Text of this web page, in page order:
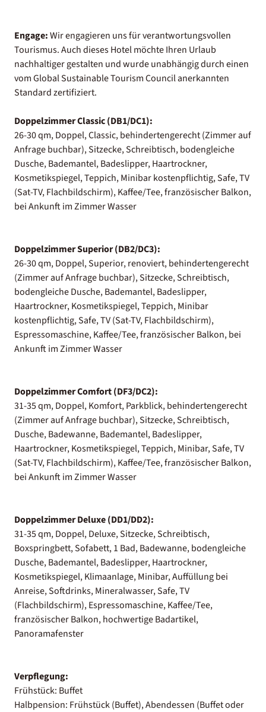
Engage:Wir engagieren uns für verantwortungsvollen
Tourismus. Auch dieses Hotel möchte Ihren Urlaub
nachhaltiger gestalten und wurde unabhängig durch einen
vom Global Sustainable Tourism Council anerkannten
Standard zertifiziert.
Doppelzimmer Classic (DB1/DC1):
26-30 qm, Doppel, Classic, behindertengerecht (Zimmer auf
Anfrage buchbar), Sitzecke, Schreibtisch, bodengleiche
Dusche, Bademantel, Badeslipper, Haartrockner,
Kosmetikspiegel, Teppich, Minibar kostenpflichtig, Safe, TV
(Sat-TV, Flachbildschirm), Kaffee/Tee, französischer Balkon,
bei Ankunft im Zimmer Wasser
Doppelzimmer Superior (DB2/DC3):
26-30 qm, Doppel, Superior, renoviert, behindertengerecht
(Zimmer auf Anfrage buchbar), Sitzecke, Schreibtisch,
bodengleiche Dusche, Bademantel, Badeslipper,
Haartrockner, Kosmetikspiegel, Teppich, Minibar
kostenpflichtig, Safe, TV (Sat-TV, Flachbildschirm),
Espressomaschine, Kaffee/Tee, französischer Balkon, bei
Ankunft im Zimmer Wasser
Doppelzimmer Comfort (DF3/DC2):
31-35 qm, Doppel, Komfort, Parkblick, behindertengerecht
(Zimmer auf Anfrage buchbar), Sitzecke, Schreibtisch,
Dusche, Badewanne, Bademantel, Badeslipper,
Haartrockner, Kosmetikspiegel, Teppich, Minibar, Safe, TV
(Sat-TV, Flachbildschirm), Kaffee/Tee, französischer Balkon,
bei Ankunft im Zimmer Wasser
Doppelzimmer Deluxe (DD1/DD2):
31-35 qm, Doppel, Deluxe, Sitzecke, Schreibtisch,
Boxspringbett, Sofabett, 1 Bad, Badewanne, bodengleiche
Dusche, Bademantel, Badeslipper, Haartrockner,
Kosmetikspiegel, Klimaanlage, Minibar, Auffüllung bei
Anreise, Softdrinks, Mineralwasser, Safe, TV
(Flachbildschirm), Espressomaschine, Kaffee/Tee,
französischer Balkon, hochwertige Badartikel,
Panoramafenster
Verpflegung:
Frühstück: Buffet
Halbpension: Frühstück (Buffet), Abendessen (Buffet oder